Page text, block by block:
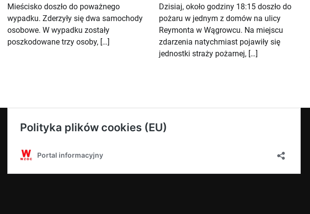
Mieścisko doszło do poważnego
wypadku. Zderzyły się dwa samochody
osobowe. W wypadku zostały
poszkodowane trzy osoby, […]
Dzisiaj, około godziny 18:15 doszło do
pożaru w jednym z domów na ulicy
Reymonta w Wągrowcu. Na miejscu
zdarzenia natychmiast pojawiły się
jednostki straży pożarnej, […]